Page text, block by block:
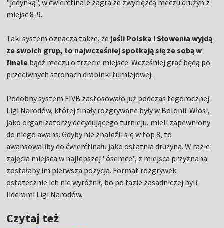
"jedynką", w ćwierćfinale zagra ze zwycięzcą meczu drużyn z
miejsc 8-9.
Taki system oznacza także, że jeśli Polska i Słowenia wyjdą
ze swoich grup, to najwcześniej spotkają się ze sobą w
finale bądź meczu o trzecie miejsce. Wcześniej grać będą po
przeciwnych stronach drabinki turniejowej.
Podobny system FIVB zastosowało już podczas tegorocznej
Ligi Narodów, której finały rozgrywane były w Bolonii. Włosi,
jako organizatorzy decydującego turnieju, mieli zapewniony
do niego awans. Gdyby nie znaleźli się w top 8, to
awansowaliby do ćwierćfinału jako ostatnia drużyna. W razie
zajęcia miejsca w najlepszej "ósemce", z miejsca przyznana
zostałaby im pierwsza pozycja. Format rozgrywek
ostatecznie ich nie wyróżnił, bo po fazie zasadniczej byli
liderami Ligi Narodów.
Czytaj też